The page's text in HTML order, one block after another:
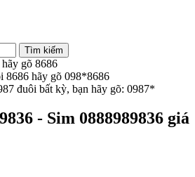
Tìm kiếm
gõ 8686
8686 hãy gõ 098*8686
đuôi bất kỳ, bạn hãy gõ: 0987*
- Sim 0888989836 giá